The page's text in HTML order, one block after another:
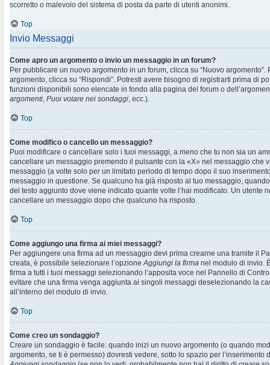
scorretto o malevolo del sistema di posta da parte di utenti anonimi.
Top
Invio Messaggi
Come apro un argomento o invio un messaggio in un forum?
Per pubblicare un nuovo argomento in un forum, clicca su “Nuovo
argomento, clicca su “Rispondi”. Potresti avere bisogno di registrarti prima di
funzioni disponibili sono elencate in fondo alla pagina del forum o
argomenti, Puoi votare nei sondaggi, ecc.).
Top
Come modifico o cancello un messaggio?
Puoi modificare o cancellare solo i tuoi messaggi, a meno che tu non sia un
cancellare un messaggio premendo il pulsante con la «X» nel messaggio che
messaggio (a volte solo per un limitato periodo di tempo dopo il suo
messaggio in questione. Se qualcuno ha già risposto al tuo messaggio,
del testo aggiunto dove viene indicato quante volte l’hai modificato. Un utente
cancellare un messaggio dopo che qualcuno ha risposto.
Top
Come aggiungo una firma ai miei messaggi?
Per aggiungere una firma ad un messaggio devi prima crearne una tramite il
creata, è possibile selezionare l’opzioneAggiungi la firma nel modulo di invio.
firma a tutti i tuoi messaggi selezionando l’apposita voce nel Pannello di
evitare che una firma venga aggiunta ai singoli messaggi deselezionando la
all’interno del modulo di invio.
Top
Come creo un sondaggio?
Creare un sondaggio è facile: quando inizi un nuovo argomento (o quando
argomento, se ti è permesso) dovresti vedere, sotto lo spazio per